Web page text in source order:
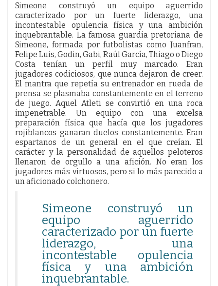
Simeone construyó un equipo aguerrido
caracterizado por un fuerte liderazgo, una
incontestable opulencia física y una ambición
inquebrantable. La famosa guardia pretoriana de
Simeone, formada por futbolistas como Juanfran,
Felipe Luis, Godin, Gabi, Raúl García, Thiago o Diego
Costa tenían un perfil muy marcado. Eran
jugadores codiciosos, que nunca dejaron de creer.
El mantra que repetía su entrenador en rueda de
prensa se plasmaba constantemente en el terreno
de juego. Aquel Atleti se convirtió en una roca
impenetrable. Un equipo con una excelsa
preparación física que hacía que los jugadores
rojiblancos ganaran duelos constantemente. Eran
espartanos de un general en el que creían. El
carácter y la personalidad de aquellos peloteros
llenaron de orgullo a una afición. No eran los
jugadores más virtuosos, pero si lo más parecido a
un aficionado colchonero.
Simeone construyó un
equipo aguerrido
caracterizado por un fuerte
liderazgo, una
incontestable opulencia
física y una ambición
inquebrantable.